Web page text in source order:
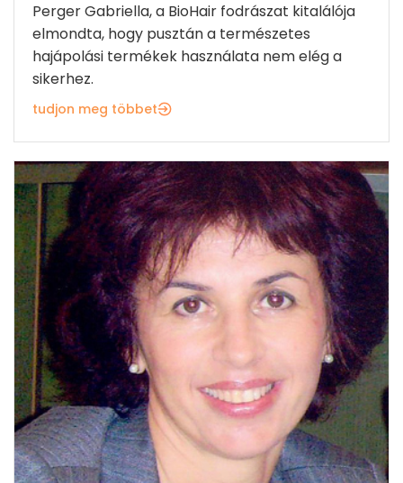
Perger Gabriella, a BioHair fodrászat kitalálója
elmondta, hogy pusztán a természetes
hajápolási termékek használata nem elég a
sikerhez.
tudjon meg többet